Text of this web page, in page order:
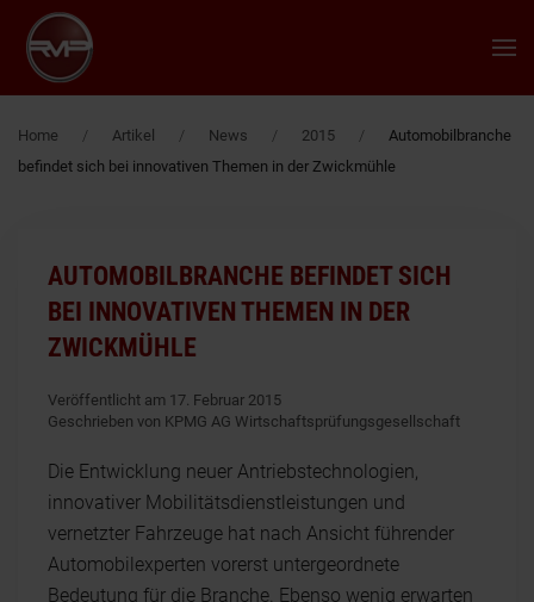
Zum Hauptinhalt springen
Home Artikel News 2015
Automobilbranche
befindet sich bei innovativen Themen in der Zwickmühle
AUTOMOBILBRANCHE BEFINDET SICH
BEI INNOVATIVEN THEMEN IN DER
ZWICKMÜHLE
Veröffentlicht am 17. Februar 2015
Geschrieben von KPMG AG Wirtschaftsprüfungsgesellschaft
Die Entwicklung neuer Antriebstechnologien,
innovativer Mobilitätsdienstleistungen und
vernetzter Fahrzeuge hat nach Ansicht führender
Automobilexperten vorerst untergeordnete
Bedeutung für die Branche. Ebenso wenig erwarten